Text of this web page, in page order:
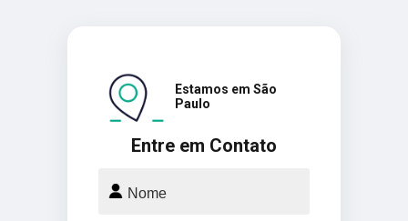
Entre em Contato
Estamos em São
Paulo